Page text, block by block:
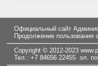
Официальный сайт
Продолжение пользования
Copyright © 2012-2023
Тел.: +7 84656 22455 эл.